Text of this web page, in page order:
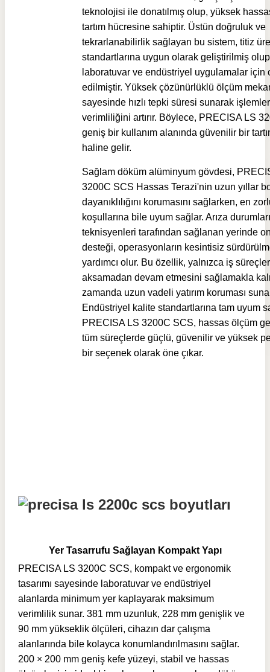
teknolojisi ile donatılmış olup, yüksek
tartım hücresine sahiptir. Üstün doğruluk ve
tekrarlanabilirlik sağlayan bu sistem, titiz
standartlarına uygun olarak geliştirilmiş
laboratuvar ve endüstriyel uygulamalar için
edilmiştir. Yüksek çözünürlüklü ölçüm
sayesinde hızlı tepki süresi sunarak
verimliliğini artırır. Böylece, PRECISA LS
geniş bir kullanım alanında güvenilir bir
haline gelir.
Sağlam döküm alüminyum gövdesi,
3200C SCS Hassas Terazi'nin uzun yıllar
dayanıklılığını korumasını sağlarken, en
koşullarına bile uyum sağlar. Arıza
teknisyenleri tarafından sağlanan yerinde
desteği, operasyonların kesintisiz
yardımcı olur. Bu özellik, yalnızca iş
aksamadan devam etmesini sağlamakla
zamanda uzun vadeli yatırım koruması
Endüstriyel kalite standartlarına tam uyum
PRECISA LS 3200C SCS, hassas ölçüm
tüm süreçlerde güçlü, güvenilir ve yüksek
bir seçenek olarak öne çıkar.
Yer Tasarrufu Sağlayan Kompakt Yapı
PRECISA LS 3200C SCS, kompakt ve ergonomik
tasarımı sayesinde laboratuvar ve endüstriyel
alanlarda minimum yer kaplayarak maksimum
verimlilik sunar. 381 mm uzunluk, 228 mm genişlik ve
90 mm yükseklik ölçüleri, cihazın dar çalışma
alanlarında bile kolayca konumlandırılmasını sağlar.
200 × 200 mm geniş kefe yüzeyi, stabil ve hassas